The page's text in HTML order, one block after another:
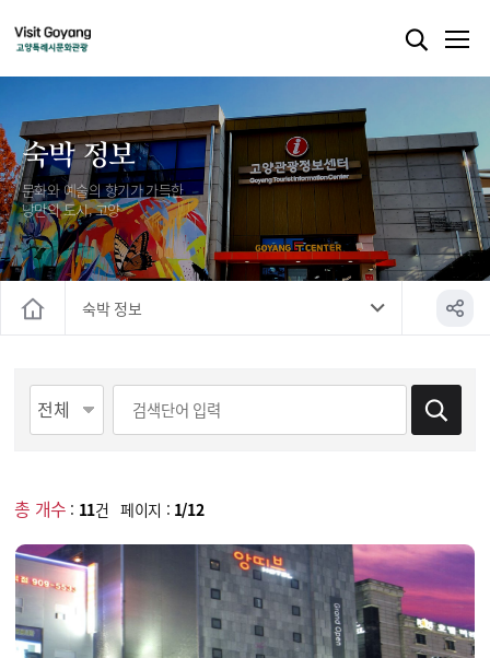
숙박 정보
문화와 예술의 향기가 가득한
낭만의 도시, 고양
숙박 정보
총 개수 : 11건 페이지 : 1/12